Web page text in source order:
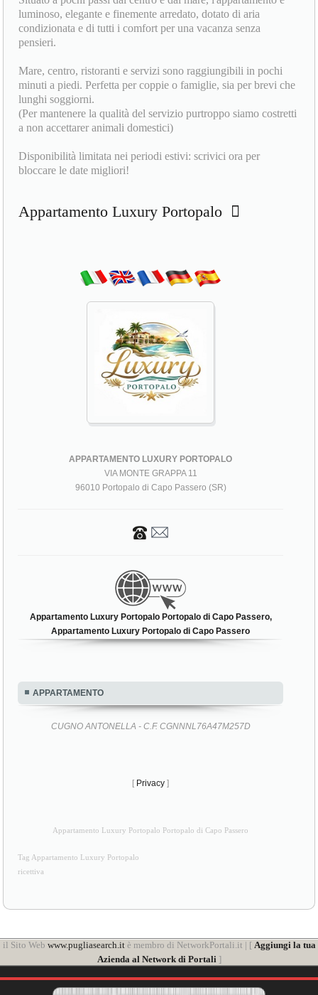
luminoso, elegante e finemente arredato, dotato di aria
condizionata e di tutti i comfort per una vacanza senza
pensieri.
Mare, centro, ristoranti e servizi sono raggiungibili in pochi
minuti a piedi. Perfetta per coppie o famiglie, sia per brevi che
lunghi soggiorni.
(Per mantenere la qualità del servizio purtroppo siamo costretti
a non accettarer animali domestici)
Disponibilità limitata nei periodi estivi: scrivici ora per
bloccare le date migliori!
Appartamento Luxury Portopalo
APPARTAMENTO LUXURY PORTOPALO
VIA MONTE GRAPPA 11
96010 Portopalo di Capo Passero (SR)
Appartamento Luxury Portopalo Portopalo di Capo Passero,
Appartamento Luxury Portopalo di Capo Passero
APPARTAMENTO
CUGNO ANTONELLA - C.F. CGNNNL76A47M257D
[ Privacy ]
Appartamento Luxury Portopalo Portopalo di Capo Passero
Tag Appartamento Luxury Portopalo
ricettiva
il Sito Web www.pugliasearch.itè membro di NetworkPortali.it | [ Aggiungi la tua
Azienda al Network di Portali]